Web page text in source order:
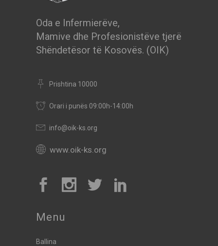
Oda e Infermierëve,
Mamive dhe Profesionistëve tjerë
Shëndetësor të Kosovës. (OIK)
Prishtina 10000
Orari i punës 09:00h-14:00h
info@oik-ks.org
www.oik-ks.org
Menu
Ballina